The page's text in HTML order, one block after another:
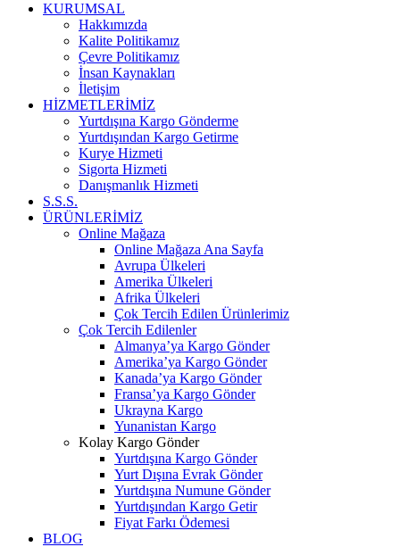
KURUMSAL
Hakkımızda
Kalite Politikamız
Çevre Politikamız
İnsan Kaynakları
İletişim
HİZMETLERİMİZ
Yurtdışına Kargo Gönderme
Yurtdışından Kargo Getirme
Kurye Hizmeti
Sigorta Hizmeti
Danışmanlık Hizmeti
S.S.S.
ÜRÜNLERİMİZ
Online Mağaza
Online Mağaza Ana Sayfa
Avrupa Ülkeleri
Amerika Ülkeleri
Afrika Ülkeleri
Çok Tercih Edilen Ürünlerimiz
Çok Tercih Edilenler
Almanya’ya Kargo Gönder
Amerika’ya Kargo Gönder
Kanada’ya Kargo Gönder
Fransa’ya Kargo Gönder
Ukrayna Kargo
Yunanistan Kargo
Kolay Kargo Gönder
Yurtdışına Kargo Gönder
Yurt Dışına Evrak Gönder
Yurtdışına Numune Gönder
Yurtdışından Kargo Getir
Fiyat Farkı Ödemesi
BLOG